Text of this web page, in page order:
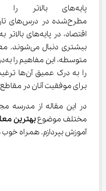
مطرح‌شده
را به درک
برای موفقیت آنان در مقاطع
در این مقاله از مدرسه
مختلف موضوع بهترین
آموزش بپردازم. همراه خوب